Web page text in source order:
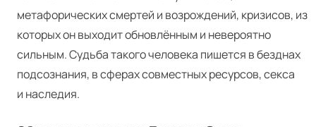
метафорических смертей и возрождений, кризисов, из
которых он выходит обновлённым и невероятно
сильным. Судьба такого человека пишется в безднах
подсознания, в сферах совместных ресурсов, секса
и наследия.